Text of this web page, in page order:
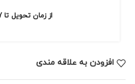
از زمان تحویل تا 7 روز فرصت تعویض و مرجوعی
افزودن به علاقه مندی